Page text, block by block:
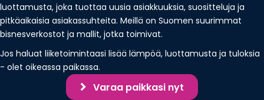
luottamusta, joka tuottaa uusia asiakkuuksia, suositteluja ja
pitkäaikaisia asiakassuhteita. Meillä on Suomen suurimmat
bisnesverkostot ja mallit, jotka toimivat.
Jos haluat liiketoimintaasi lisää lämpöä, luottamusta ja tuloksia
- olet oikeassa paikassa.
Varaa paikkasi nyt